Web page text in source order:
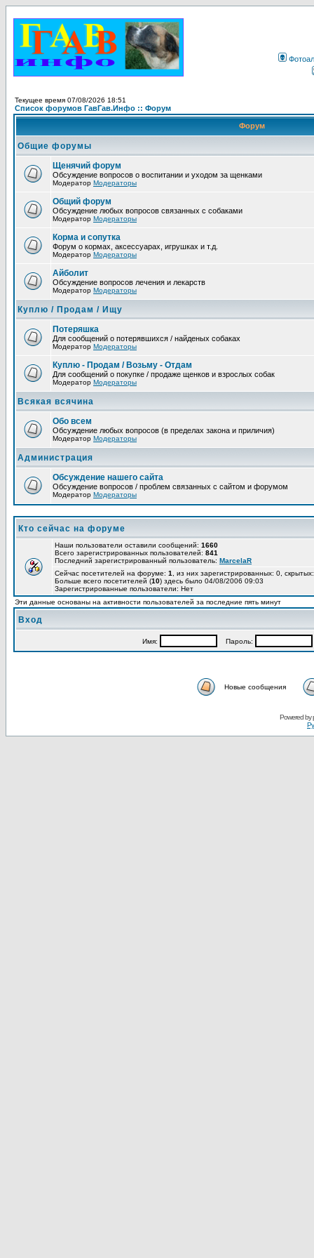
Текущее время 07/08/2026 18:51
Список форумов ГавГав.Инфо :: Форум
Форум
Общие форумы
Щенячий форум
Обсуждение вопросов о воспитании и уходом за щенками
Модератор Модераторы
Общий форум
Обсуждение любых вопросов связанных с собаками
Модератор Модераторы
Корма и сопутка
Форум о кормах, аксессуарах, игрушках и т.д.
Модератор Модераторы
Айболит
Обсуждение вопросов лечения и лекарств
Модератор Модераторы
Куплю / Продам / Ищу
Потеряшка
Для сообщений о потерявшихся / найденых собаках
Модератор Модераторы
Куплю - Продам / Возьму - Отдам
Для сообщений о покупке / продаже щенков и взрослых собак
Модератор Модераторы
Всякая всячина
Обо всем
Обсуждение любых вопросов (в пределах закона и приличия)
Модератор Модераторы
Администрация
Обсуждение нашего сайта
Обсуждение вопросов / проблем связанных с сайтом и форумом
Модератор Модераторы
Кто сейчас на форуме
Наши пользователи оставили сообщений: 1660
Всего зарегистрированных пользователей: 841
Последний зарегистрированный пользователь: MarcelaR
Сейчас посетителей на форуме: 1
, из них зарегистрированных: 0,
Больше всего посетителей (10) здесь было 04/08/2006 09:03
Зарегистрированные пользователи: Нет
Эти данные основаны на активности пользователей за последние пять минут
Вход
Имя: Пароль:
Новые сообщения
Powered by